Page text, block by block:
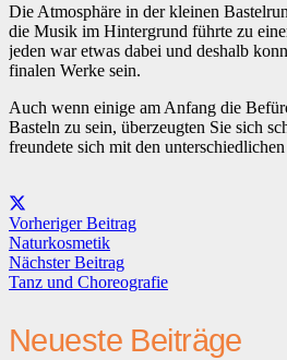
Die Atmosphäre in der kleinen
die Musik im Hintergrund führte zu
jeden war etwas dabei und deshalb
finalen Werke sein.
Auch wenn einige am Anfang die
Basteln zu sein, überzeugten Sie sich
freundete sich mit den
Vorheriger Beitrag
Naturkosmetik
Nächster Beitrag
Tanz und Choreografie
Neueste Beiträge